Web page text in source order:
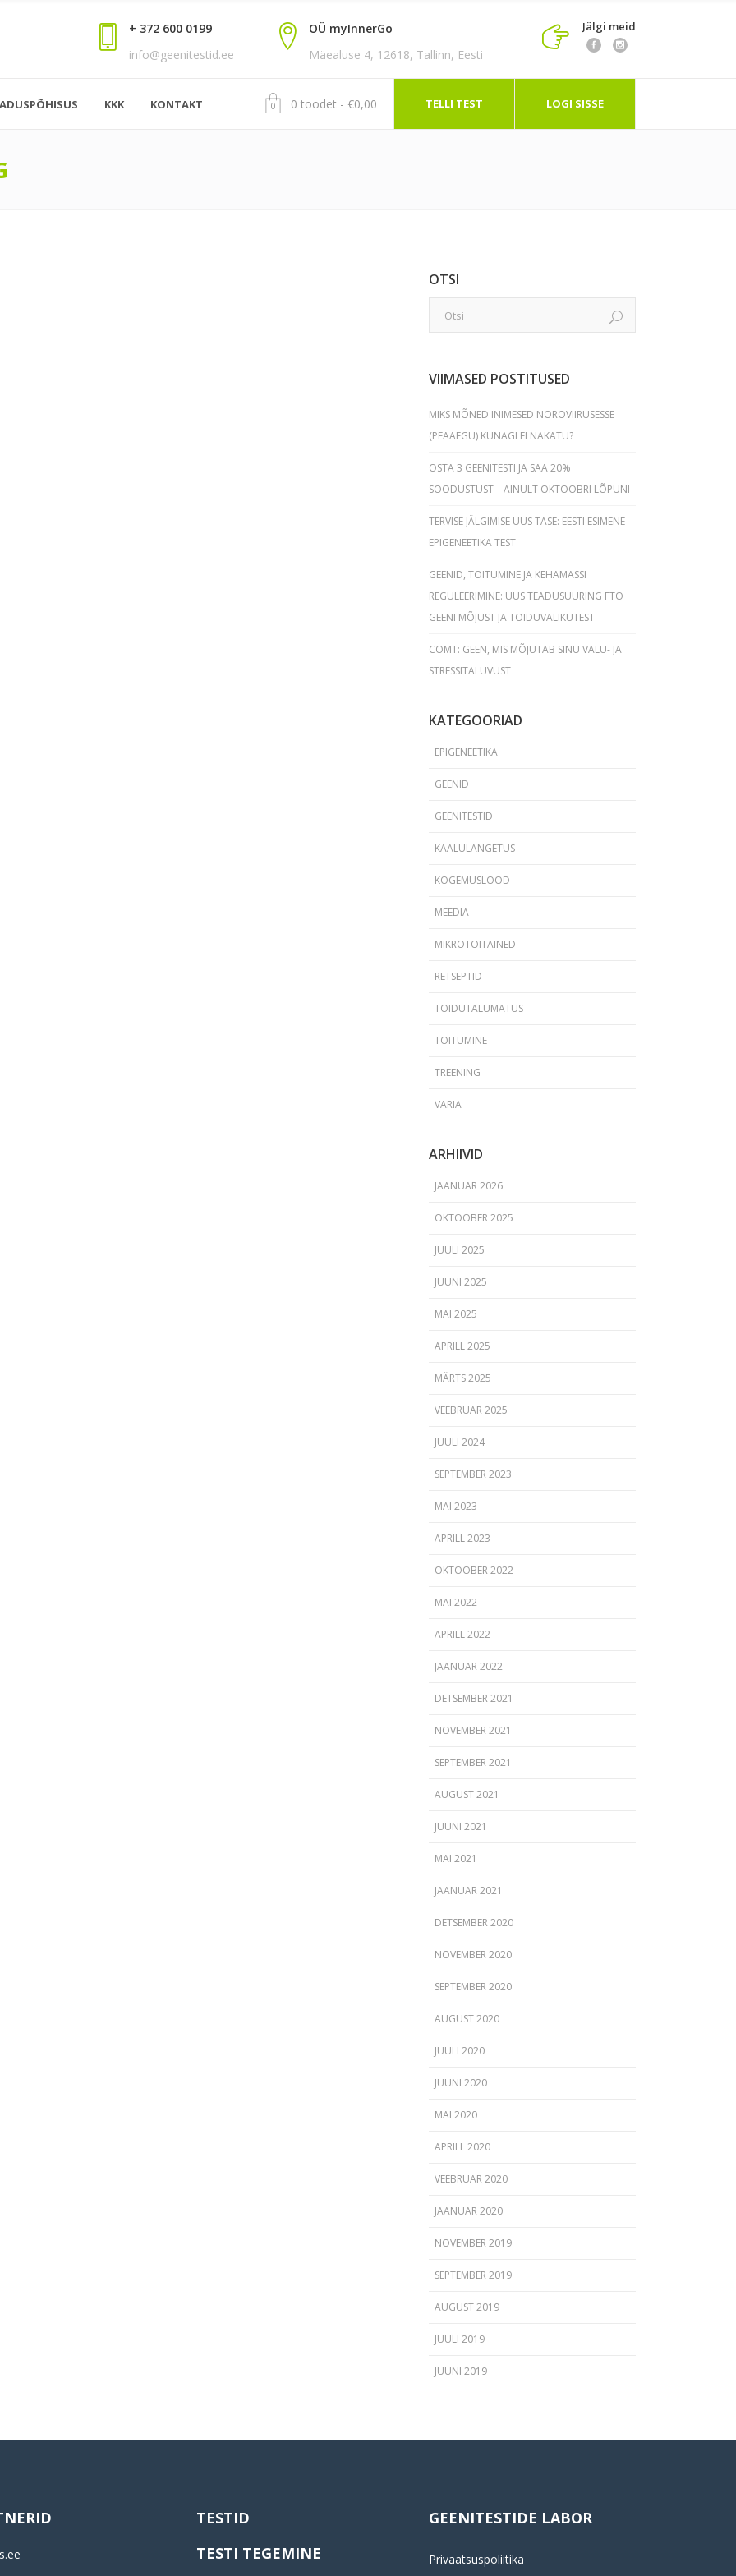
+ 372 600 0199
info@geenitestid.ee
OÜ myInnerGo
Mäealuse 4, 12618, Tallinn, Eesti
Jälgi meid
KKK KONTAKT 0 0 toodet €0,00 TELLI TEST LOGI SISSE
OTSI
VIIMASED POSTITUSED
MIKS MÕNED INIMESED NOROVIIRUSESSE
(PEAAEGU) KUNAGI EI NAKATU?
OSTA 3 GEENITESTI JA SAA 20%
SOODUSTUST – AINULT OKTOOBRI LÕPUNI
TERVISE JÄLGIMISE UUS TASE: EESTI ESIMENE
EPIGENEETIKA TEST
GEENID, TOITUMINE JA KEHAMASSI
REGULEERIMINE: UUS TEADUSUURING FTO
GEENI MÕJUST JA TOIDUVALIKUTEST
COMT: GEEN, MIS MÕJUTAB SINU VALU- JA
STRESSITALUVUST
KATEGOORIAD
EPIGENEETIKA
GEENID
GEENITESTID
KAALULANGETUS
KOGEMUSLOOD
MEEDIA
MIKROTOITAINED
RETSEPTID
TOIDUTALUMATUS
TOITUMINE
TREENING
VARIA
ARHIIVID
JAANUAR 2026
OKTOOBER 2025
JUULI 2025
JUUNI 2025
MAI 2025
APRILL 2025
MÄRTS 2025
VEEBRUAR 2025
JUULI 2024
SEPTEMBER 2023
MAI 2023
APRILL 2023
OKTOOBER 2022
MAI 2022
APRILL 2022
JAANUAR 2022
DETSEMBER 2021
NOVEMBER 2021
SEPTEMBER 2021
AUGUST 2021
JUUNI 2021
MAI 2021
JAANUAR 2021
DETSEMBER 2020
NOVEMBER 2020
SEPTEMBER 2020
AUGUST 2020
JUULI 2020
JUUNI 2020
MAI 2020
APRILL 2020
VEEBRUAR 2020
JAANUAR 2020
NOVEMBER 2019
SEPTEMBER 2019
AUGUST 2019
JUULI 2019
JUUNI 2019
TESTID
TESTI TEGEMINE
GEENITESTIDE LABOR
Privaatsuspoliitika